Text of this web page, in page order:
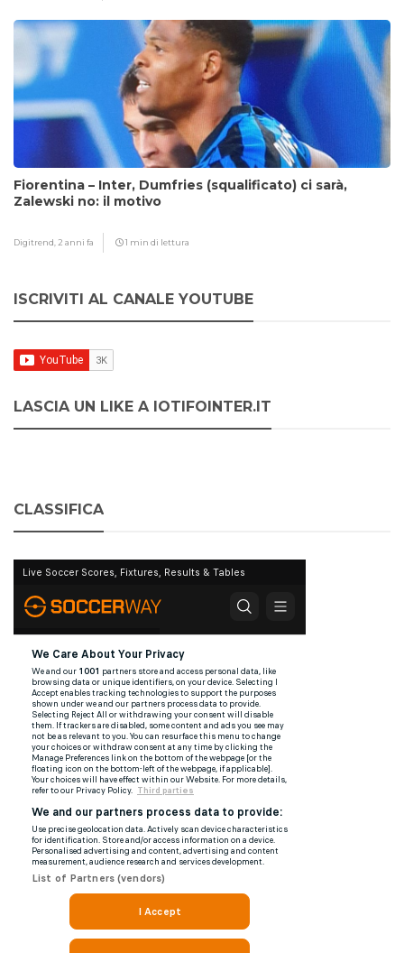
Fiorentina – Inter, Dumfries (squalificato) ci sarà,
Zalewski no: il motivo
Digitrend, 2 anni fa 1 min di lettura
ISCRIVITI AL CANALE YOUTUBE
LASCIA UN LIKE A IOTIFOINTER.IT
CLASSIFICA